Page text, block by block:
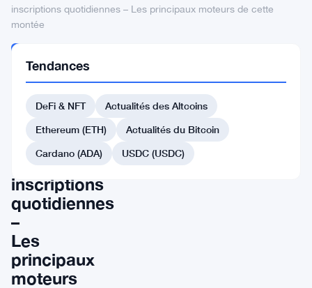
inscriptions quotidiennes – Les principaux moteurs de cette
montée
DES
ALTCOINS
Avalanche
atteint
inscriptions
quotidiennes
–
Les
principaux
moteurs
Tendances
DeFi & NFT
Actualités des Altcoins
Ethereum (ETH)
Actualités du Bitcoin
Cardano (ADA)
USDC (USDC)